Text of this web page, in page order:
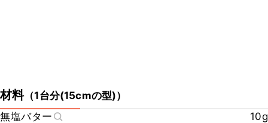
材料（1台分(15cmの型)）
無塩バター
10g